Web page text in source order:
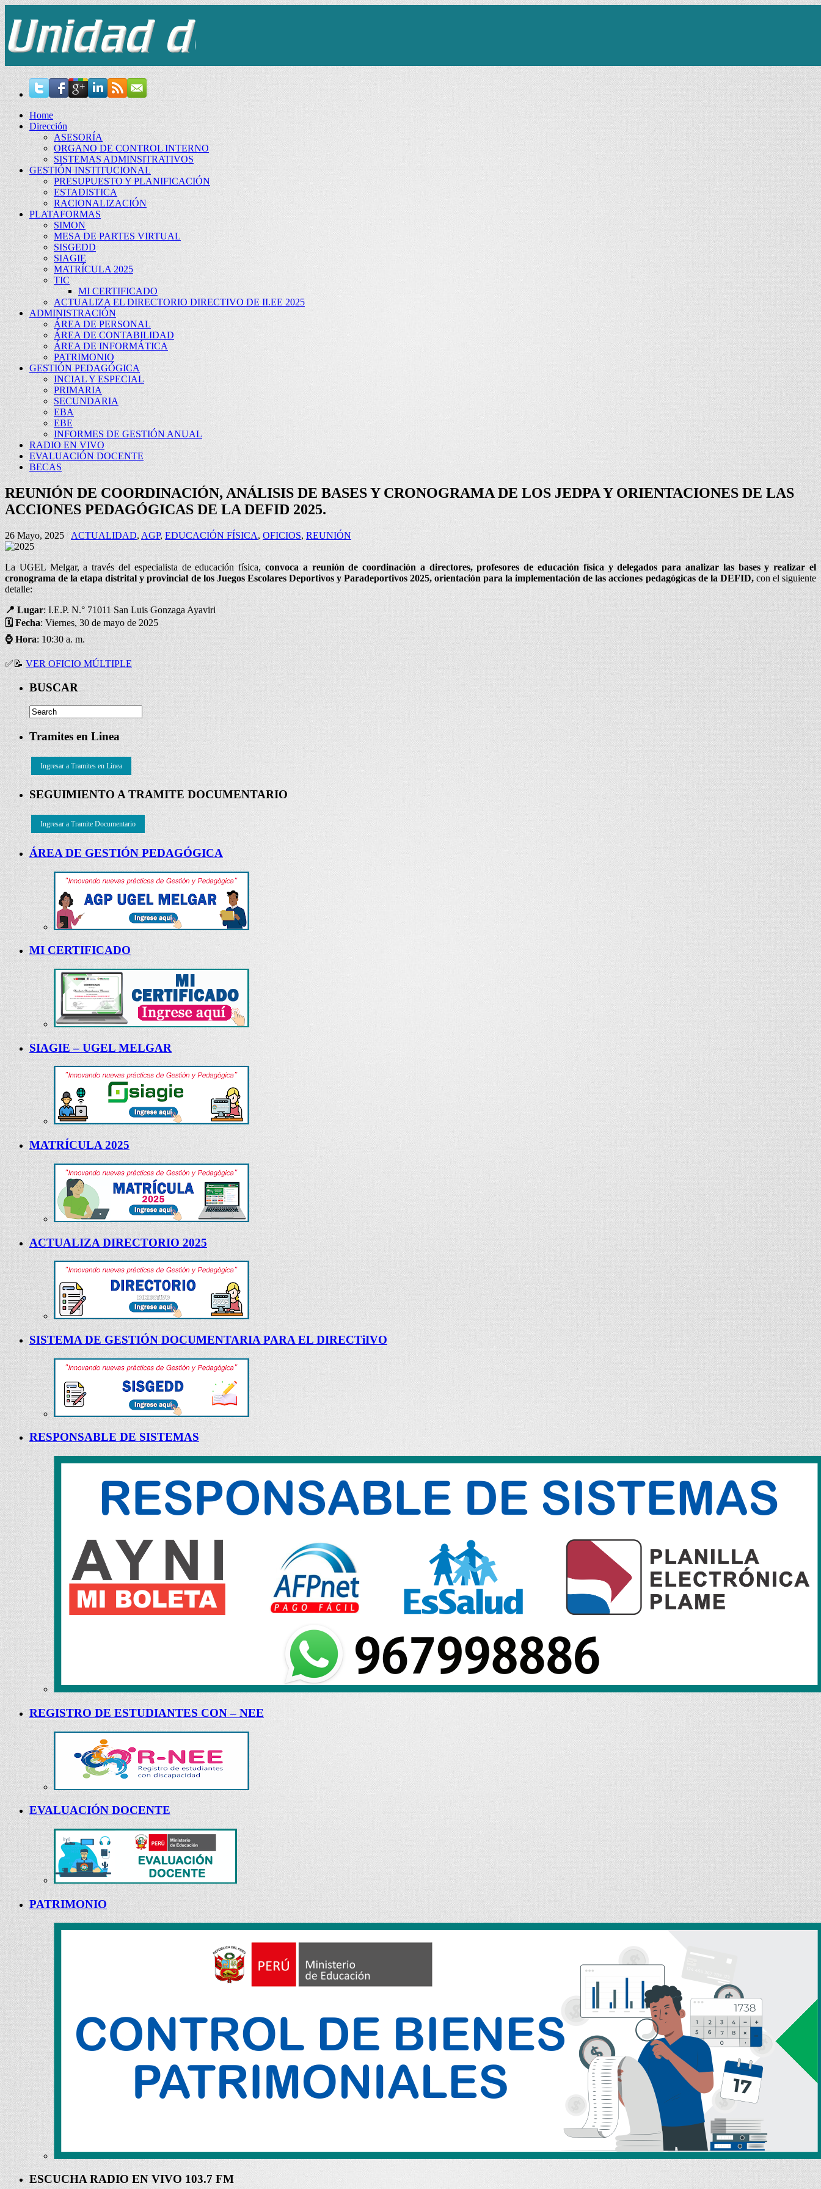
Home
Dirección
ASESORÍA
ORGANO DE CONTROL INTERNO
SISTEMAS ADMINSITRATIVOS
GESTIÓN INSTITUCIONAL
PRESUPUESTO Y PLANIFICACIÓN
ESTADISTICA
RACIONALIZACIÓN
PLATAFORMAS
SIMON
MESA DE PARTES VIRTUAL
SISGEDD
SIAGIE
MATRÍCULA 2025
TIC
MI CERTIFICADO
ACTUALIZA EL DIRECTORIO DIRECTIVO DE II.EE 2025
ADMINISTRACIÓN
ÁREA DE PERSONAL
ÁREA DE CONTABILIDAD
ÁREA DE INFORMÁTICA
PATRIMONIO
GESTIÓN PEDAGÓGICA
INCIAL Y ESPECIAL
PRIMARIA
SECUNDARIA
EBA
EBE
INFORMES DE GESTIÓN ANUAL
RADIO EN VIVO
EVALUACIÓN DOCENTE
BECAS
REUNIÓN DE COORDINACIÓN, ANÁLISIS DE BASES Y CRONOGRAMA DE LOS JEDPA Y ORIENTACIONES DE LAS
ACCIONES PEDAGÓGICAS DE LA DEFID 2025.
26 Mayo, 2025 ACTUALIDAD, AGP,EDUCACIÓN FÍSICA, OFICIOS, REUNIÓN
La UGEL Melgar, a través del especialista de educación física,convoca a reunión de coordinación a directores, profesores de educación física y delegados para analizar las bases y realizar el
cronograma de la etapa distrital y provincial de los Juegos Escolares Deportivos y Paradeportivos 2025, orientación para la implementación de las acciones pedagógicas de la DEFID,con el siguiente
detalle:
📍 Lugar: I.E.P. N.° 71011 San Luis Gonzaga Ayaviri
🗓️Fecha: Viernes, 30 de mayo de 2025
⌚Hora: 10:30 a. m.
✅ 📝VER OFICIO MÚLTIPLE
BUSCAR
Tramites en Linea
Ingresar a Tramites en Linea
SEGUIMIENTO A TRAMITE DOCUMENTARIO
Ingresar a Tramite Documentario
ÁREA DE GESTIÓN PEDAGÓGICA
MI CERTIFICADO
SIAGIE – UGEL MELGAR
MATRÍCULA 2025
ACTUALIZA DIRECTORIO 2025
SISTEMA DE GESTIÓN DOCUMENTARIA PARA EL DIRECTiIVO
RESPONSABLE DE SISTEMAS
REGISTRO DE ESTUDIANTES CON – NEE
EVALUACIÓN DOCENTE
PATRIMONIO
ESCUCHA RADIO EN VIVO 103.7 FM